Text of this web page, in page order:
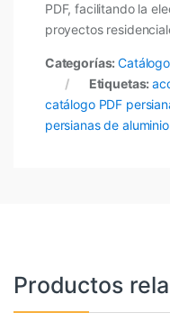
PDF, facilitando la
proyectos
Categorías:Catálogo
Etiquetas:
catálogo PDF
persianas de aluminio
Productos